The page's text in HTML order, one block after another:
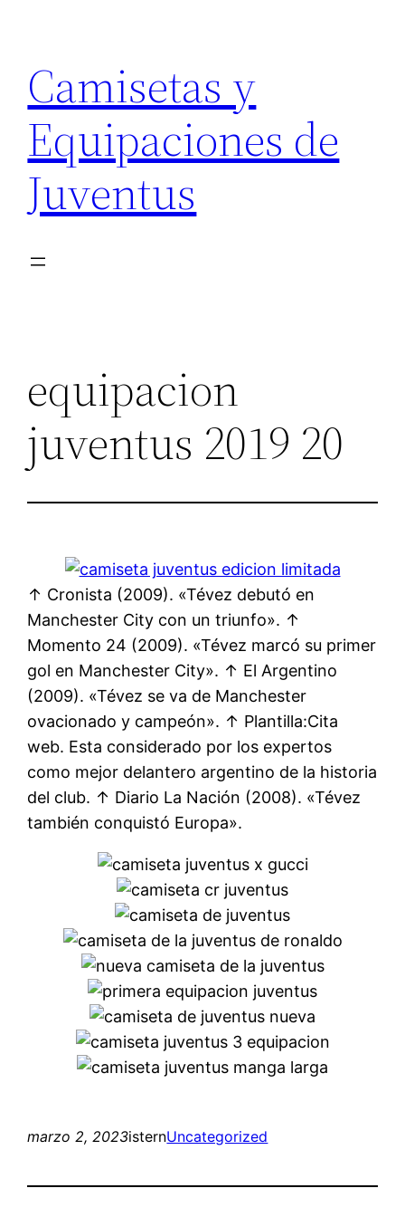
contenido
Camisetas y
Equipaciones de
Juventus
equipacion
juventus 2019 20
↑ Cronista (2009). «Tévez debutó en
Manchester City con un triunfo». ↑
Momento 24 (2009). «Tévez marcó su primer
gol en Manchester City». ↑ El Argentino
(2009). «Tévez se va de Manchester
ovacionado y campeón». ↑ Plantilla:Cita
web. Esta considerado por los expertos
como mejor delantero argentino de la historia
del club. ↑ Diario La Nación (2008). «Tévez
también conquistó Europa».
marzo 2, 2023isternUncategorized